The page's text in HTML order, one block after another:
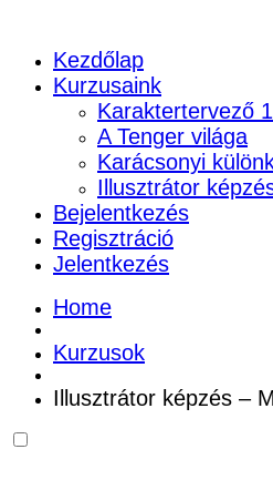
Kezdőlap
Kurzusaink
Karaktertervező
A Tenger világa
Karácsonyi
Illusztrátor
Bejelentkezés
Regisztráció
Jelentkezés
Home
Kurzusok
Illusztrátor képzés –